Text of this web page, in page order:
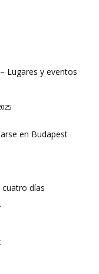
Lugares y eventos
en Budapest
días